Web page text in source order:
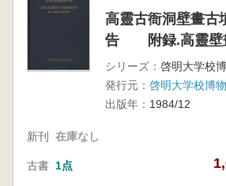
高靈古衙洞壁畫古
告 附録.高靈壁
シリーズ：
発行元： 啓明大学校博
出版年： 1984/12
新刊 在庫なし
古書 1点